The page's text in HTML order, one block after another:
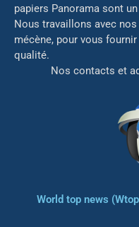
papiers Panorama sont
Nous travaillons avec
mécène, pour vous
qualité.
Nos contacts et
World top news